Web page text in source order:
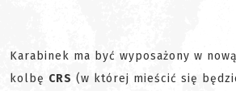
Karabinek ma być wyposażony w
kolbę CRS (w której mieścić się